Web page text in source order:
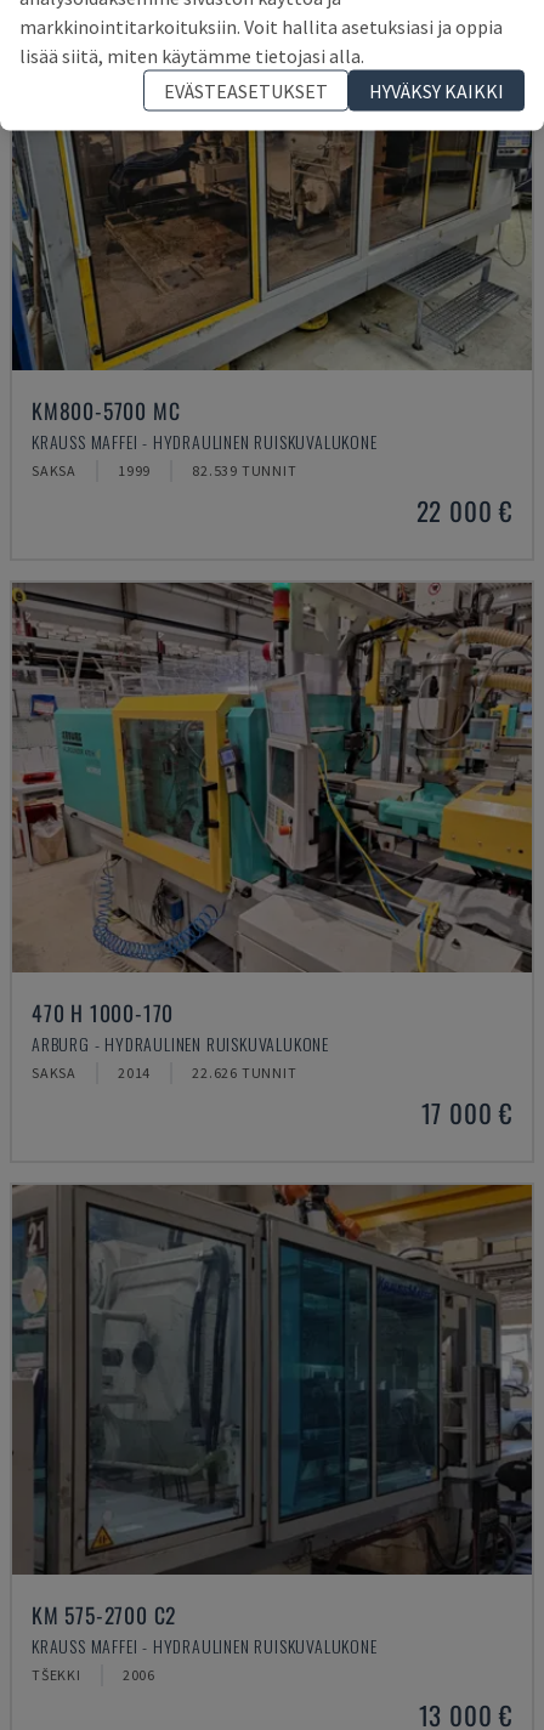
KM800-5700 MC
KRAUSS MAFFEI - HYDRAULINEN RUISKUVALUKONE
SAKSA 1999 82.539 TUNNIT
22 000 €
470 H 1000-170
ARBURG - HYDRAULINEN RUISKUVALUKONE
SAKSA 2014 22.626 TUNNIT
17 000 €
KM 575-2700 C2
KRAUSS MAFFEI - HYDRAULINEN RUISKUVALUKONE
TŠEKKI 2006
13 000 €
markkinointitarkoituksiin. Voit hallita asetuksiasi ja oppia
lisää siitä, miten käytämme tietojasi alla.
EVÄSTEASETUKSET
HYVÄKSY KAIKKI